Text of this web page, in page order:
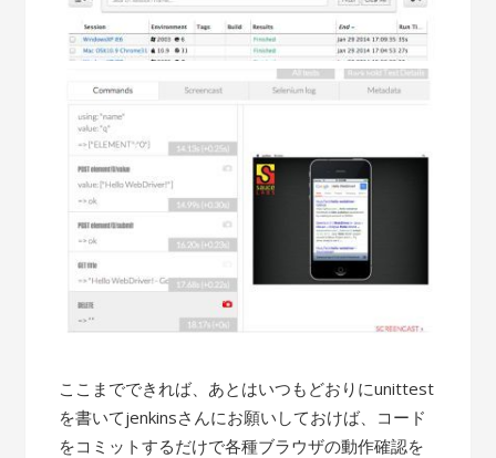
ここまでできれば、あとはいつもどおりにunittest
を書いてjenkinsさんにお願いしておけば、コード
をコミットするだけで各種ブラウザの動作確認を